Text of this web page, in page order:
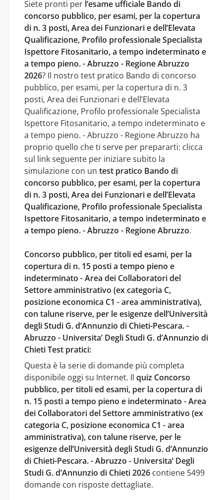
Siete pronti per l’esame ufficiale Bando di
concorso pubblico, per esami, per la copertura
di n. 3 posti, Area dei Funzionari e dell’Elevata
Qualificazione, Profilo professionale Specialista
Ispettore Fitosanitario, a tempo indeterminato e
a tempo pieno. - Abruzzo - Regione Abruzzo
2026? Il nostro test pratico Bando di concorso
pubblico, per esami, per la copertura di n. 3
posti, Area dei Funzionari e dell’Elevata
Qualificazione, Profilo professionale Specialista
Ispettore Fitosanitario, a tempo indeterminato e
a tempo pieno. - Abruzzo - Regione Abruzzo ha
proprio quello che ti serve per prepararti: clicca
sul link seguente per iniziare subito la
simulazione con un test pratico Bando di
concorso pubblico, per esami, per la copertura
di n. 3 posti, Area dei Funzionari e dell’Elevata
Qualificazione, Profilo professionale Specialista
Ispettore Fitosanitario, a tempo indeterminato e
a tempo pieno. - Abruzzo - Regione Abruzzo.
Concorso pubblico, per titoli ed esami, per la
copertura di n. 15 posti a tempo pieno e
indeterminato - Area dei Collaboratori del
Settore amministrativo (ex categoria C,
posizione economica C1 - area amministrativa),
con talune riserve, per le esigenze dell’Università
degli Studi G. d’Annunzio di Chieti-Pescara. -
Abruzzo - Universita’ Degli Studi G. d’Annunzio di
Chieti Test pratici:
Questa è la serie di domande più completa
disponibile oggi su Internet. Il quiz Concorso
pubblico, per titoli ed esami, per la copertura di
n. 15 posti a tempo pieno e indeterminato - Area
dei Collaboratori del Settore amministrativo (ex
categoria C, posizione economica C1 - area
amministrativa), con talune riserve, per le
esigenze dell’Università degli Studi G. d’Annunzio
di Chieti-Pescara. - Abruzzo - Universita’ Degli
Studi G. d’Annunzio di Chieti 2026 contiene 5499
domande con risposte dettagliate.